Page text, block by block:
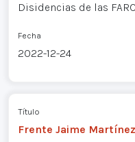
Disidencias de las
Fecha
2022-12-24
Título
Frente Jaime